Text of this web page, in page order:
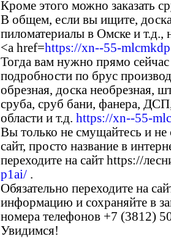
Кроме этого можно заказать
В общем, если вы ищите,
пиломатериалы в Омске и т.д.,
<a href=https://xn--55-
Тогда вам нужно прямо сейчас
подробности по брус
обрезная, доска необрезная,
сруба, сруб бани, фанера,
области и т.д. https://xn--55-
Вы только не смущайтесь и не
сайт, просто название в
переходите на сайт https://
p1ai/ .
Обязательно переходите на
информацию и сохраняйте в
номера телефонов +7 (3812)
Увидимся!